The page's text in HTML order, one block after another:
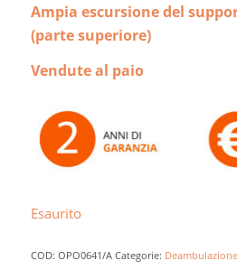
Ampia escursione del
(parte superiore)
Vendute al paio
Esaurito
COD: OPO0641/A Categorie: Deambulazione